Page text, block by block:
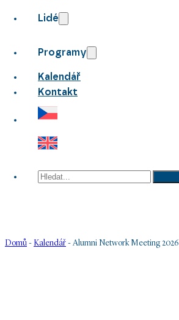
Lidé
Programy
Kalendář
Kontakt
Hledat
Domů - Kalendář -Alumni Network Meeting 2026